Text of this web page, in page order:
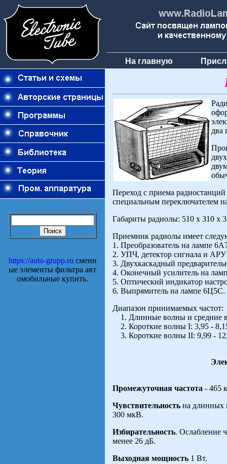
На главную
https://auto-grupp.ru сменн
ые элементы фильтра авт
омобильные купить.
два
Переход с приема
специальным переключателем
Габариты радиолы: 510 х 310 х
Приемник радиолы имеет
1. Преобразователь на лампе
2. УПЧ, детектор сигнала и
3. Двухкаскадный
4. Оконечный усилитель на
5. Оптический индикатор
6. Выпрямитель на лампе 6Ц5С.
Диапазон принимаемых частот:
1. Длинные волны и средние
2. Короткие волны I: 3,95 -
3. Короткие волны II: 9,99 -
Промежуточная частота - 465
Чувствительность на длинных
300 мкВ.
Избирательность. Ослабление
менее 26 дБ.
Выходная мощность 1 Вт.